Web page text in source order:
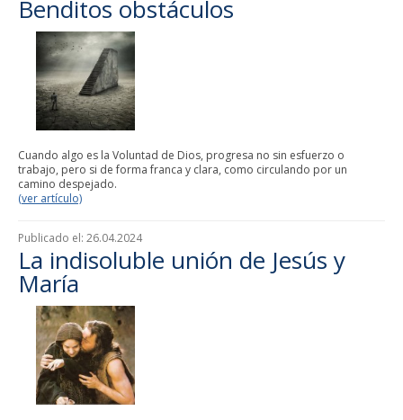
Benditos obstáculos
Cuando algo es la Voluntad de Dios, progresa no sin esfuerzo o
trabajo, pero si de forma franca y clara, como circulando por un
camino despejado.
(ver artículo)
Publicado el: 26.04.2024
La indisoluble unión de Jesús y
María